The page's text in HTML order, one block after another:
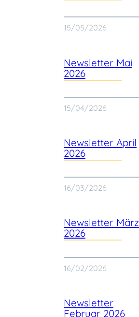
15/05/2026
Newsletter Mai
2026
15/04/2026
Newsletter April
2026
16/03/2026
Newsletter März
2026
16/02/2026
Newsletter
Februar 2026